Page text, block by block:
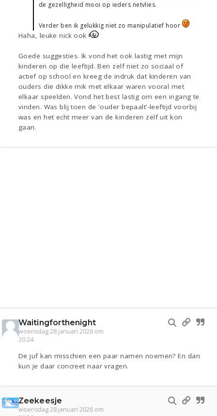
de gezelligheid mooi op ieders netvlies.
Verder ben ik gelukkig niet zo manipulatief hoor
Haha, leuke nick ook
Goede suggesties. Ik vond het ook lastig met mijn
kinderen op die leeftijd. Ben zelf niet zo sociaal of
actief op school en kreeg de indruk dat kinderen van
ouders die dikke mik met elkaar waren vooral met
elkaar speelden. Vond het best lastig om een ingang te
vinden. Was blij toen de 'ouder bepaalt'-leeftijd voorbij
was en het echt meer van de kinderen zelf uit kon
gaan.
Waitingforthenight
woensdag 28 januari 2026 om
20:24
De juf kan misschien een paar namen noemen? En dan
kun je daar concreet naar vragen.
Zeekeesje
woensdag 28 januari 2026 om